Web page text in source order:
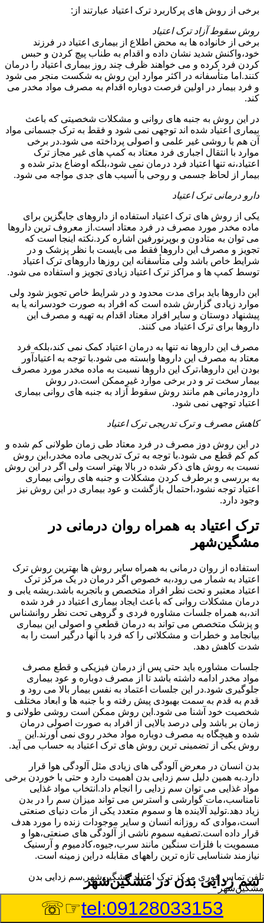
برخی از روش های پرکاربرد ترک اعتیاد عبارتند از:
روش سقوط آزاد ترک اعتیاد
برخی از خانواده ها به محض اطلاع از بیماری اعتیاد در فرزند
خود،واکنش شدید نشان داده و اقدام به طناب پیچ کردن و حبس
کردن فرد کرده و می خواهند ظرف چند روز بیماری اعتیاد را درمان
کنند.اما متأسفانه در اکثر موارد این روش به شکست منجر می شود
و فرد بیمار در اولین فرصت دوباره اقدام به مصرف مواد مخدر می
کند.
در این روش به جنبه های روانی و مشکلات شخصیتی که باعث
بیماری اعتیاد شده اند توجهی نمی شود و فقط به ترک جسمانی مواد
آن هم با روشی غیر علمی و اصولی پرداخته می شود.در برخی
موارد با انتقال اجباری فرد معتاد به کمپ های غیر مجاز ترک
اعتیاد،نه تنها اعتیاد فرد درمان نمی شود،بلکه اوضاع بدتر شده و
بیمار از لحاظ جسمی و روحی با آسیب های جدی مواجه می شود.
دارو درمانی ترک اعتیاد
یکی از روش های ترک اعتیاد استفاده از داروهای جایگزین برای
ماده مخدر مورد مصرف در فرد معتاد است.از معروف ترین داروها
می توان به متادون و بوپرنورفین اشاره کرد.نکته اینجا است که
تجویز و مصرف این داروها فقط می بایست با نظر پزشک و در
شرایط خاص باشد ولی متأسفانه این روزها داروهای ترک اعتیاد
توسط کمپ ها و مراکز ترک اعتیاد زیادی تجویز و استفاده می شود.
این داروها باید برای مدت محدود و در شرایط خاص تجویز شود ولی
موارد زیادی گزارش شده است که افراد به صورت خودسرانه یا به
پیشنهاد دوستان و سایر افراد معتاد اقدام به تهیه و مصرف این
داروها برای ترک اعتیاد می کنند.
مصرف این داروها نه تنها به درمان اعتیاد کمک نمی کند،بلکه فرد
معتاد به مصرف این داروها وابسته می شود.با توجه به اعتیادآور
بودن این داروها،ترک این داروها نسبت به ماده مخدر مورد مصرف
بیمار سخت تر و در برخی موارد غیرممکن است.در روش
دارودرمانی هم مانند روش سقوط آزاد به جنبه های روانی بیماری
اعتیاد توجهی نمی شود.
کاهش مصرف و ترک تدریجی ترک اعتیاد
در این روش دوز مصرف در فرد معتاد طی زمان طولانی کم شده و
کم کم قطع می شود.با توجه به ترک تدریجی ماده مخدر،این روش
نسبت به روش های ذکر شده در بالا بهتر است ولی اگر در این روش
به بررسی و برطرف کردن مشکلات و جنبه های روانی بیماری
اعتیاد توجه نشود،احتمال بازگشت و عود بیماری در این روش نیز
وجود دارد.
ترک اعتیاد به همراه روان درمانی در
مشگین‌شهر
استفاده از روان درمانی به همراه سایر روش ها بهترین روش ترک
اعتیاد به شمار می رود،به خصوص اگر درمان در یک مرکز ترک
اعتیاد معتبر و تحت نظر افراد متخصص و باتجربه باشد.ریشه یابی و
درمان مشکلات روانی که باعث ایجاد بیماری اعتیاد در فرد شده
اند،به همراه جلسات مشاوره فردی و گروهی تحت نظر روانشناس
و پزشک متخصص می تواند به درمان قطعی و اصولی این بیماری
بیانجامد و خطرات و مشکلاتی را که فرد با آنها درگیر است را به
شدت کاهش دهد.
جلسات مشاوره باید حتی پس از درمان فیزیکی و قطع مصرف
مواد مخدر ادامه داشته باشد تا از مصرف دوباره و عود بیماری
جلوگیری شود.در این جلسات اعتماد به نفس بیمار بالا می رود و
قدم به قدم به سمت بهبودی پیش رفته و با جنبه ها و ابعاد مختلف
شخصیت خود آشنا می شود.این روش ممکن است روشی طولانی و
زمان بر باشد ولی درصد بالایی از افراد به صورت اصولی درمان
شده و هیچگاه به مصرف دوباره مواد مخدر روی نمی آورند.این
روش یکی از تضمینی ترین روش های ترک اعتیاد به حساب می آید.
بدن انسان در معرض آلودگی های زیادی مثل آلودگی هوا قرار
دارد.به همین دلیل سم زدایی بدن اهمیت دارد و حتی با خوردن برخی
مواد غذایی می توان سم زدایی را انجام داد.انتخاب مواد غذایی
نامناسب،مات گوارشی و استرس می تواند میزان سم را در بدن
زیاد دهد.تولید آلاینده ها و سموم متعدد یکی از مات دنیای صنعتی
است،موادی که روزانه انسان و سایر موجودات زنده را مورد هدف
قرار داده است.تصفیه سموم ناشی از آلودگی های صنعتی،هوا و
مسمویت با فلزات سنگین مانند سرب،جیوه،کادمیوم و آرسنیک
نیازمند شناسایی تازه ترین راههای مقابله دراین زمینه است.
سم زدایی بدن در مشگین‌شهر
سم از کجا وارد بدن ما می شوند؟ با استفاده از چه روش
هایی می توان این سم مضر را از بدن خارج کرد؟
تلفن تماس فوری مرکز ترک اعتیاد مشگین‌شهر,سم زدایی بدن
مشگین‌شهر
tel:09128033153
☞☏